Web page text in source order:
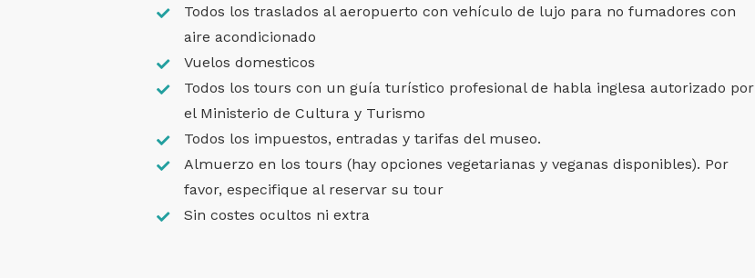
Todos los traslados al aeropuerto con vehículo de lujo para no fumadores con
aire acondicionado
Vuelos domesticos
Todos los tours con un guía turístico profesional de habla inglesa autorizado por
el Ministerio de Cultura y Turismo
Todos los impuestos, entradas y tarifas del museo.
Almuerzo en los tours (hay opciones vegetarianas y veganas disponibles). Por
favor, especifique al reservar su tour
Sin costes ocultos ni extra